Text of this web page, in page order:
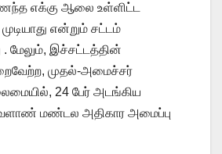
எக்கு ஆலை உள்ளிட்ட
என்றும் சட்டம்
. மேலும், இச்சட்டத்தின்
முதல்-அமைச்சர்
24 பேர் அடங்கிய
மண்டல அதிகார அமைப்பு